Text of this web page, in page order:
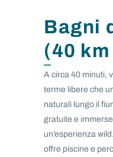
Bagni
(40
A circa 40 minuti,
terme libere che
naturali lungo il
gratuite e
un’esperienza
offre piscine e